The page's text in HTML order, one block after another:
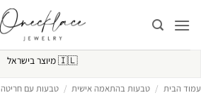
🇮🇱מיוצר בישראל
עמוד הבית / טבעות בהתאמה אישית / טבעות עם חריטה